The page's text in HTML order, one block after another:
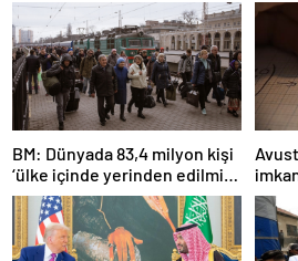
BM: Dünyada 83,4 milyon kişi
‘ülke içinde yerinden edilmiş’
olarak yaşıyor